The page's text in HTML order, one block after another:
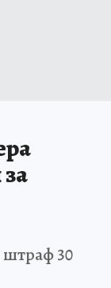
штраф 30